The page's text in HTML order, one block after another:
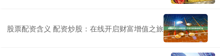
股票配资含义 配资炒股：在线开启财富增值之旅